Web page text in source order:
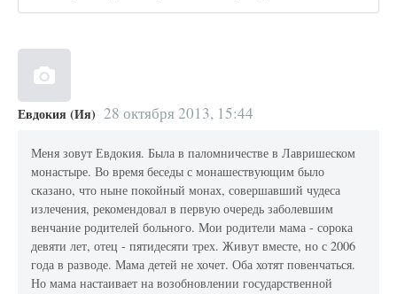
Евдокия (Ия) 28 октября 2013, 15:44
Меня зовут Евдокия. Была в паломничестве в Лавришеском
монастыре. Во время беседы с монашествующим было
сказано, что ныне покойный монах, совершавший чудеса
излечения, рекомендовал в первую очередь заболевшим
венчание родителей больного. Мои родители мама - сорока
девяти лет, отец - пятидесяти трех. Живут вместе, но с 2006
года в разводе. Мама детей не хочет. Оба хотят повенчаться.
Но мама настаивает на возобновлении государственной